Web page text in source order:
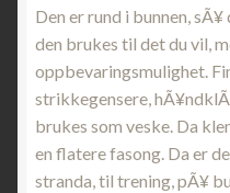
Den er rund i bunnen,
den brukes til det du vil,
oppbevaringsmulighet.
strikkegensere,
brukes som veske. Da
en flatere fasong. Da er
stranda, til trening, pÃ¥